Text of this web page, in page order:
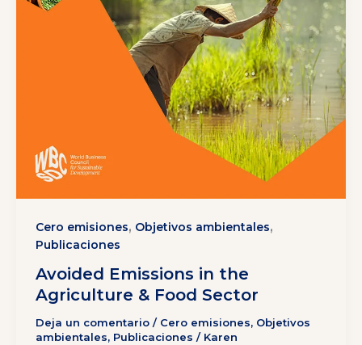
Cero emisiones, Objetivos ambientales,
Publicaciones
Avoided Emissions in the
Agriculture & Food Sector
Deja un comentario / Cero emisiones, Objetivos
ambientales, Publicaciones / Karen